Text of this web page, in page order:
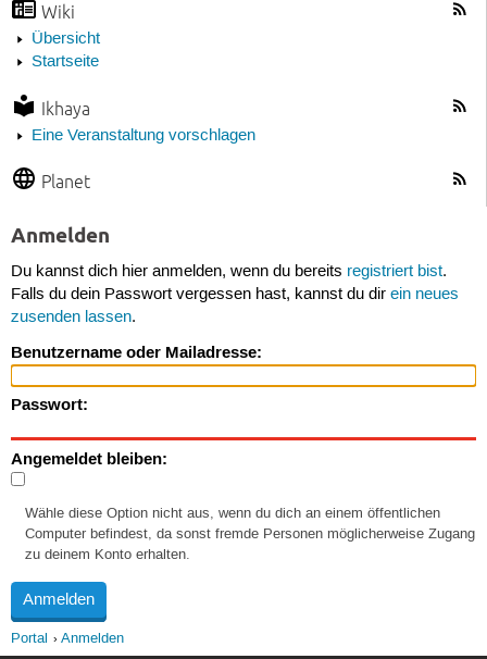
Wiki
Übersicht
Startseite
Ikhaya
Eine Veranstaltung vorschlagen
Planet
Anmelden
Du kannst dich hier anmelden, wenn du bereits registriert bist.
Falls du dein Passwort vergessen hast, kannst du dir ein neues
zusenden lassen.
Benutzername oder Mailadresse:
Passwort:
Angemeldet bleiben:
Wähle diese Option nicht aus, wenn du dich an einem öffentlichen
Computer befindest, da sonst fremde Personen möglicherweise Zugang
zu deinem Konto erhalten.
Portal Anmelden